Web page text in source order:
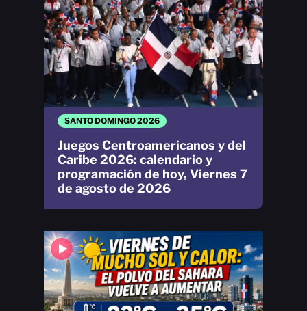
SANTO DOMINGO 2026
Juegos Centroamericanos y del
Caribe 2026: calendario y
programación de hoy, Viernes 7
de agosto de 2026